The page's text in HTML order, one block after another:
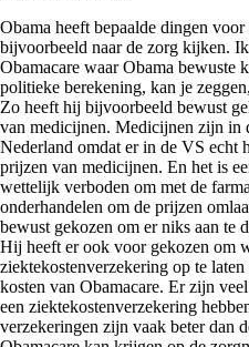
Obama heeft bepaalde dingen
bijvoorbeeld naar de zorg kijken.
Obamacare waar Obama bewuste
politieke berekening, kan je
Zo heeft hij bijvoorbeeld bewust
van medicijnen. Medicijnen zijn in
Nederland omdat er in de VS echt
prijzen van medicijnen. En het is
wettelijk verboden om met de
onderhandelen om de prijzen
bewust gekozen om er niks aan te
Hij heeft er ook voor gekozen om
ziektekostenverzekering op te
kosten van Obamacare. Er zijn
een ziektekostenverzekering
verzekeringen zijn vaak beter dan